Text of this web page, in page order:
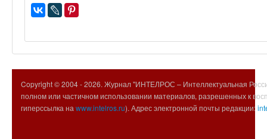
Copyright © 2004 -2026. Журнал "ИНТЕЛРОС – Интеллектуальная
полном или частичном использовании материалов, разрешенных к
гиперссылка на www.intelros.ru). Адрес электронной почты редакции: